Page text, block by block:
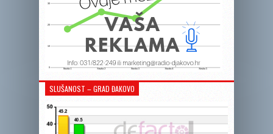
SLUŠANOST – GRAD ĐAKOVO